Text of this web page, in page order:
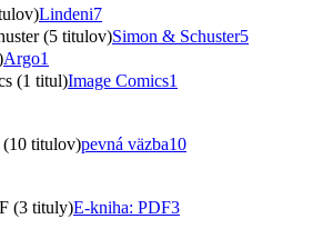
Lindeni7
(5 titulov)Simon & Schuster5
Argo1
(1 titul)Image Comics1
(10 titulov)pevná väzba10
(3 tituly)E-kniha: PDF3